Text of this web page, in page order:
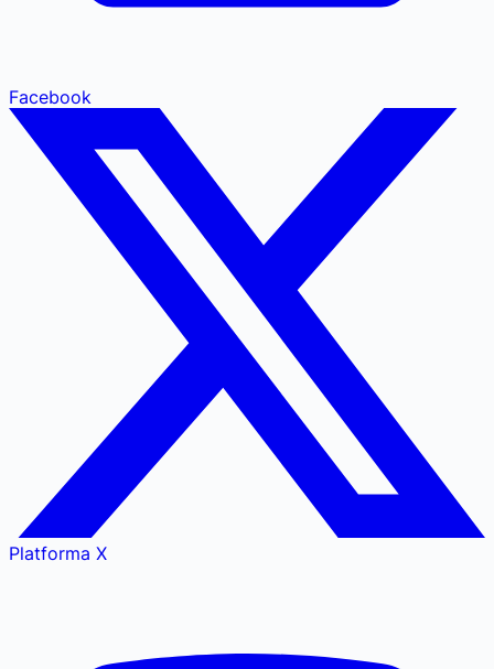
Facebook
Platforma X